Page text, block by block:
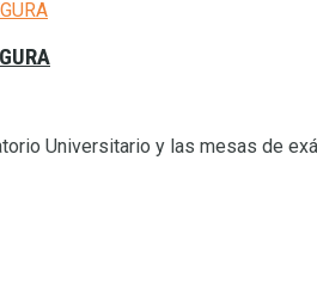
Universitario y las mesas de